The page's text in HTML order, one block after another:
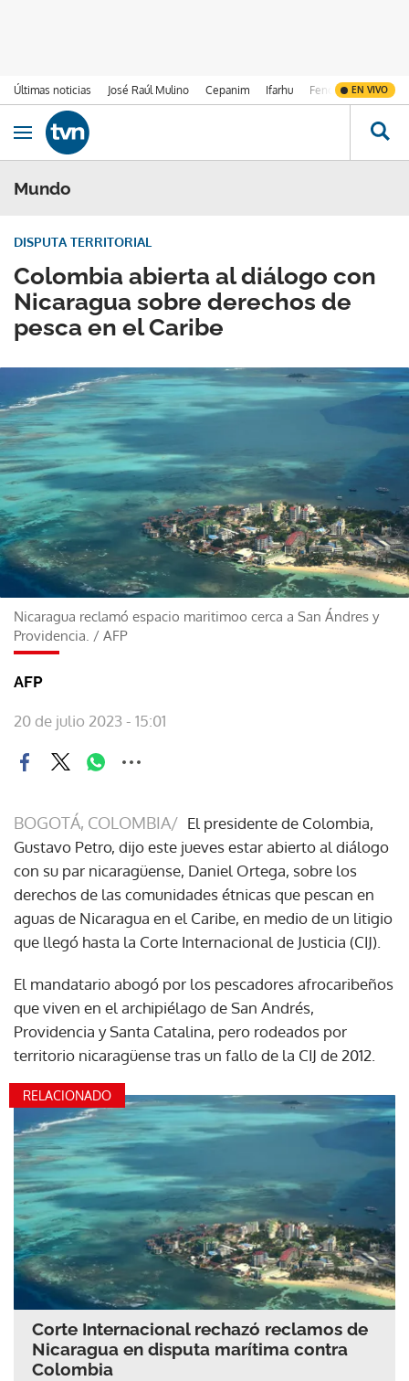
Últimas noticias José Raúl Mulino Cepanim Ifarhu Fenómeno de El
EN VIVO
Ir al contenido
Obrir navegació
Mundo
Colombia abierta al diálogo con
Nicaragua sobre derechos de
pesca en el Caribe
DISPUTA TERRITORIAL
Nicaragua reclamó espacio maritimoo cerca a San Ándres y
Providencia. / AFP
AFP
20 de julio 2023 - 15:01
BOGOTÁ, COLOMBIA/ El presidente de Colombia,
Gustavo Petro, dijo este jueves estar abierto al diálogo
con su par nicaragüense, Daniel Ortega, sobre los
derechos de las comunidades étnicas que pescan en
aguas de Nicaragua en el Caribe, en medio de un litigio
que llegó hasta la Corte Internacional de Justicia (CIJ).
El mandatario abogó por los pescadores afrocaribeños
que viven en el archipiélago de San Andrés,
Providencia y Santa Catalina, pero rodeados por
territorio nicaragüense tras un fallo de la CIJ de 2012.
RELACIONADO
Corte Internacional rechazó reclamos de
Nicaragua en disputa marítima contra
Colombia